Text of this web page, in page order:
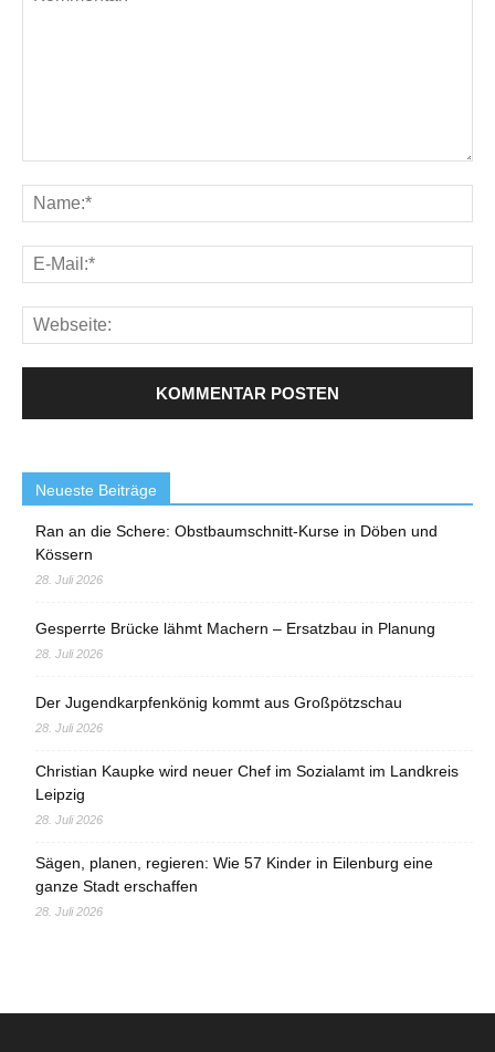
Neueste Beiträge
Ran an die Schere: Obstbaumschnitt-Kurse in Döben und
Kössern
28. Juli 2026
Gesperrte Brücke lähmt Machern – Ersatzbau in Planung
28. Juli 2026
Der Jugendkarpfenkönig kommt aus Großpötzschau
28. Juli 2026
Christian Kaupke wird neuer Chef im Sozialamt im Landkreis
Leipzig
28. Juli 2026
Sägen, planen, regieren: Wie 57 Kinder in Eilenburg eine
ganze Stadt erschaffen
28. Juli 2026